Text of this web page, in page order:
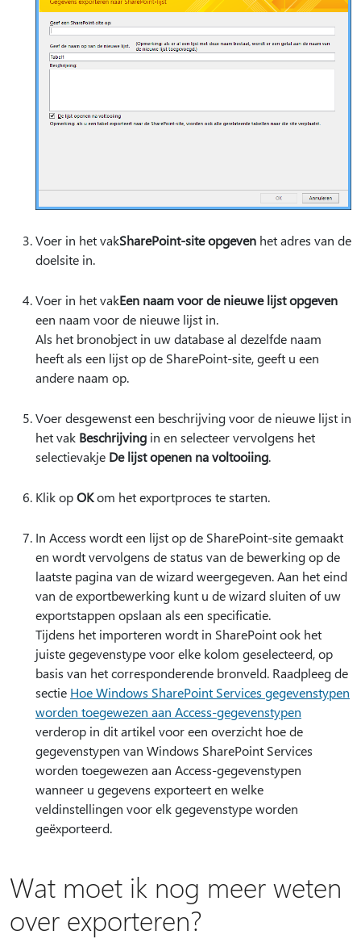
Voer in het vakSharePoint-site opgeven het adres van de
doelsite in.
Voer in het vakEen naam voor de nieuwe lijst opgeven
een naam voor de nieuwe lijst in.
Als het bronobject in uw database al dezelfde naam
heeft als een lijst op de SharePoint-site, geeft u een
andere naam op.
Voer desgewenst een beschrijving voor de nieuwe lijst in
het vak Beschrijving in en selecteer vervolgens het
selectievakje De lijst openen na voltooiing.
Klik opOKom het exportproces te starten.
In Access wordt een lijst op de SharePoint-site gemaakt
en wordt vervolgens de status van de bewerking op de
laatste pagina van de wizard weergegeven. Aan het eind
van de exportbewerking kunt u de wizard sluiten of uw
exportstappen opslaan als een specificatie.
Tijdens het importeren wordt in SharePoint ook het
juiste gegevenstype voor elke kolom geselecteerd, op
basis van het corresponderende bronveld. Raadpleeg de
sectie Hoe Windows SharePoint Services gegevenstypen
worden toegewezen aan Access-gegevenstypen
verderop in dit artikel voor een overzicht hoe de
gegevenstypen van Windows SharePoint Services
worden toegewezen aan Access-gegevenstypen
wanneer u gegevens exporteert en welke
veldinstellingen voor elk gegevenstype worden
geëxporteerd.
Wat moet ik nog meer weten
over exporteren?